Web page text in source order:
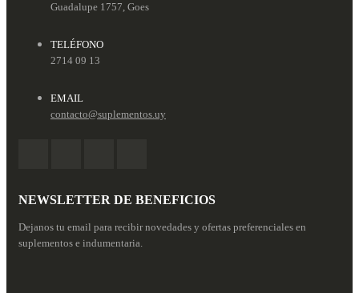
Guadalupe 1757, Goes
TELÉFONO
2714 09 13
EMAIL
contacto@suplementos.uy
NEWSLETTER DE BENEFICIOS
Dejanos tu email para recibir novedades y ofertas preferenciales en
suplementos e indumentaria.